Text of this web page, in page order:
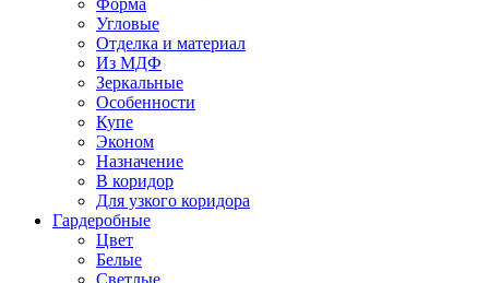
Форма
Угловые
Отделка и материал
Из МДФ
Зеркальные
Особенности
Купе
Эконом
Назначение
В коридор
Для узкого коридора
Гардеробные
Цвет
Белые
Светлые